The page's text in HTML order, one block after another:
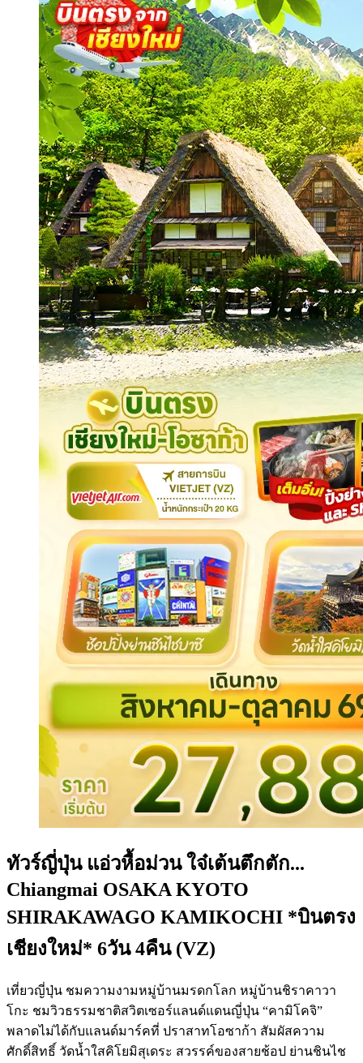
ทัวร์ญี่ปุ่น แอ่วหื้อม่วน ใจ๋เต้นตึกตัก...
Chiangmai OSAKA KYOTO
SHIRAKAWAGO KAMIKOCHI *บินตรง
เชียงใหม่* 6วัน 4คืน (VZ)
เที่ยวญี่ปุ่น ชมความงามหมู่บ้านมรดกโลก หมู่บ้านชิราคาวา
โกะ ชมวิวธรรมชาติสวิตเซอร์แลนด์แดนญี่ปุ่น “คามิโคจิ”
พลาดไม่ได้กับแลนด์มาร์คที่ ปราสาทโอซาก้า สัมผัสความ
ศักดิ์สิทธิ์ วัดน้ำใสคิโยมิสุเดระ สวรรค์ของสายช้อป ย่านชินไช